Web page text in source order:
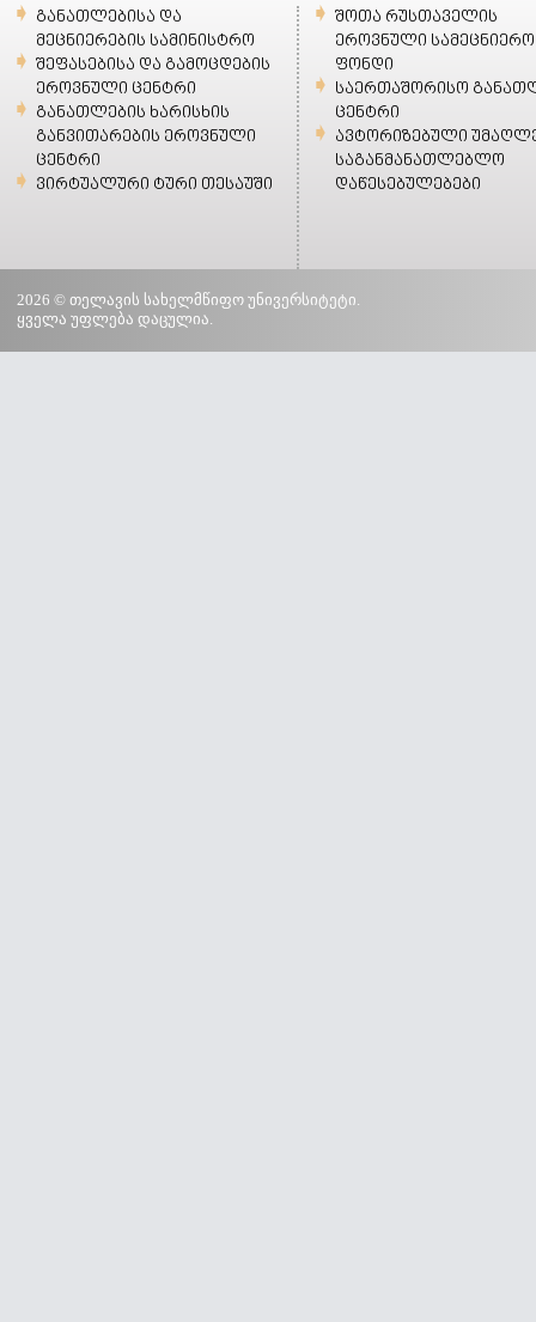
განათლებისა და
მეცნიერების სამინისტრო
შეფასებისა და გამოცდების
ეროვნული ცენტრი
განათლების ხარისხის
განვითარების ეროვნული
ცენტრი
ვირტუალური ტური თესაუში
შოთა რუსთაველის
ეროვნული სამეცნიერო
ფონდი
საერთაშორისო
ცენტრი
ავტორიზებული
საგანმანათლებლო
დაწესებულებები
2026 © თელავის სახელმწიფო უნივერსიტეტი.
ყველა უფლება დაცულია.